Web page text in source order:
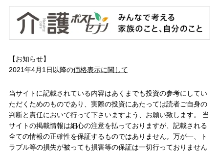
【お知らせ】
2021年4月1日以降の価格表示に関して
当サイトに記載されている内容はあくまでも投資の参考にしてい
ただくためのものであり、実際の投資にあたっては読者ご自身の
判断と責任において行って下さいますよう、お願い致します。 当
サイトの掲載情報は細心の注意を払っておりますが、記載される
全ての情報の正確性を保証するものではありません。万が一、ト
ラブル等の損失が被っても損害等の保証は一切行っておりません